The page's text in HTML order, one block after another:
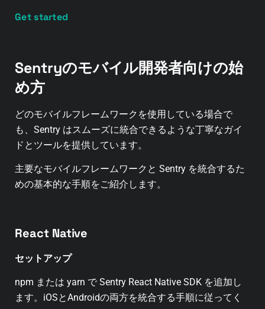
Get started
Sentryのモバイル開発者向けの始
め方
どのモバイルフレームワークを使用している場合で
も、Sentry はスムーズに統合できるような丁寧なガイ
ドとツールを提供しています。
主要なモバイルフレームワークと Sentry を統合するた
めの基本的な手順をご紹介します。
React Native
セットアップ
npm または yarn で Sentry React Native SDK を追加し
ます。 iOSとAndroidの両方を統合する手順に従ってく